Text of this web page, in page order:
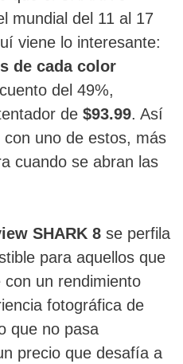
mundial del 11 al 17
viene lo interesante:
de cada color
del 49%,
de $93.99. Así
uno de estos, más
cuando se abran las
SHARK 8 se perfila
para aquellos que
con un rendimiento
fotográfica de
que no pasa
precio que desafía a